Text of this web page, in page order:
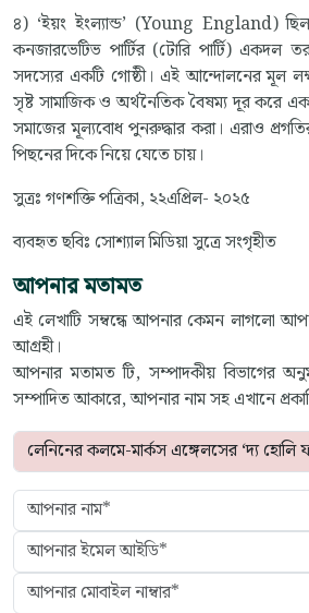
৪) ‘ইয়ং ইংল্যান্ড’ (Young England)
কনজারভেটিভ পার্টির (টোরি পার্টি) একদল
সদস্যের একটি গোষ্ঠী। এই আন্দোলনের মূল
সৃষ্ট সামাজিক ও অর্থনৈতিক বৈষম্য দূর করে
সমাজের মূল্যবোধ পুনরুদ্ধার করা। এরাও
পিছনের দিকে নিয়ে যেতে চায়।
সুত্রঃ গণশক্তি পত্রিকা, ২২এপ্রিল- ২০২৫
ব্যবহৃত ছবিঃ সোশ্যাল মিডিয়া সুত্রে সংগৃহীত
আপনার মতামত
এই লেখাটি সম্বন্ধে আপনার কেমন লাগলো
আগ্রহী।
আপনার মতামত টি, সম্পাদকীয় বিভাগের
সম্পাদিত আকারে, আপনার নাম সহ এখানে